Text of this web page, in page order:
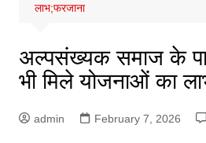
लाभ;फरजाना
अल्पसंख्यक समाज के
भी मिले योजनाओं का
admin February 7, 2026